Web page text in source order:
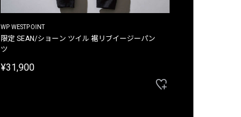
WP WESTPOINT
限定 SEAN/ショーン ツイル 裾リブイージーパン
ツ
¥31,900